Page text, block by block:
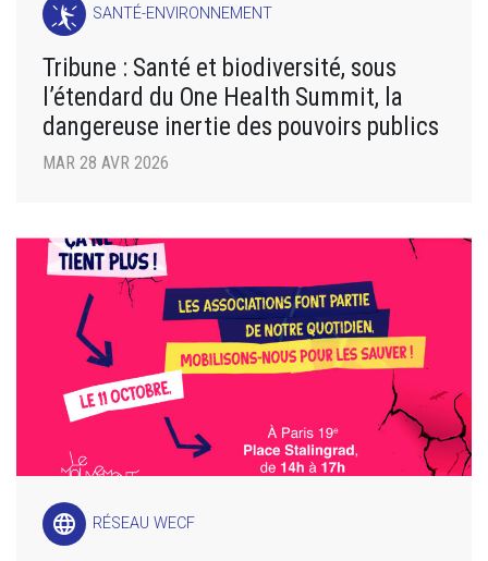
SANTÉ-ENVIRONNEMENT
Tribune : Santé et biodiversité, sous
l’étendard du One Health Summit, la
dangereuse inertie des pouvoirs publics
MAR 28 AVR 2026
language RÉSEAU WECF